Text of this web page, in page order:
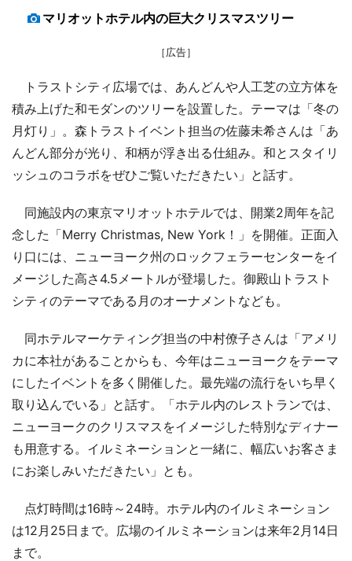
マリオットホテル内の巨大クリスマスツリー
［広告］
トラストシティ広場では、あんどんや人工芝の立方体を
積み上げた和モダンのツリーを設置した。テーマは「冬の
月灯り」。森トラストイベント担当の佐藤未希さんは「あ
んどん部分が光り、和柄が浮き出る仕組み。和とスタイリ
ッシュのコラボをぜひご覧いただきたい」と話す。
同施設内の東京マリオットホテルでは、開業2周年を記
念した「Merry Christmas, New York！」を開催。正面入
り口には、ニューヨーク州のロックフェラーセンターをイ
メージした高さ4.5メートルが登場した。御殿山トラスト
シティのテーマである月のオーナメントなども。
同ホテルマーケティング担当の中村僚子さんは「アメリ
カに本社があることからも、今年はニューヨークをテーマ
にしたイベントを多く開催した。最先端の流行をいち早く
取り込んでいる」と話す。「ホテル内のレストランでは、
ニューヨークのクリスマスをイメージした特別なディナー
も用意する。イルミネーションと一緒に、幅広いお客さま
にお楽しみいただきたい」とも。
点灯時間は16時～24時。ホテル内のイルミネーション
は12月25日まで。広場のイルミネーションは来年2月14日
まで。